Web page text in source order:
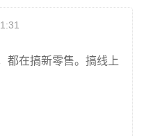
都在搞新零售。搞线上